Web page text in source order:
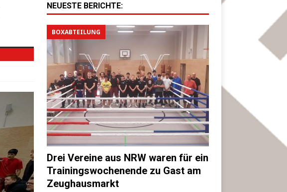
NEUESTE BERICHTE:
BOXABTEILUNG
Drei Vereine aus NRW waren für ein
Trainingswochenende zu Gast am
Zeughausmarkt